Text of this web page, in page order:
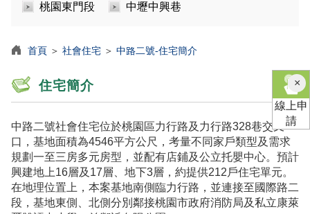
桃園東門段 中壢中興巷
首頁 ＞ 社會住宅 ＞ 中路二號-住宅簡介
住宅簡介
中路二號社會住宅位於桃園區力行路及力行路328巷交叉
口，基地面積為4546平方公尺，考量不同家戶類型及需求
規劃一至三房多元房型，並配有店鋪及公立托嬰中心。預計
興建地上16層及17層、地下3層，約提供212戶住宅單元。
在地理位置上，本案基地南側臨力行路，並連接至國際路二
段，基地東側、北側分別鄰接桃園市政府消防局及私立康萊
×關
閉
線上申
請